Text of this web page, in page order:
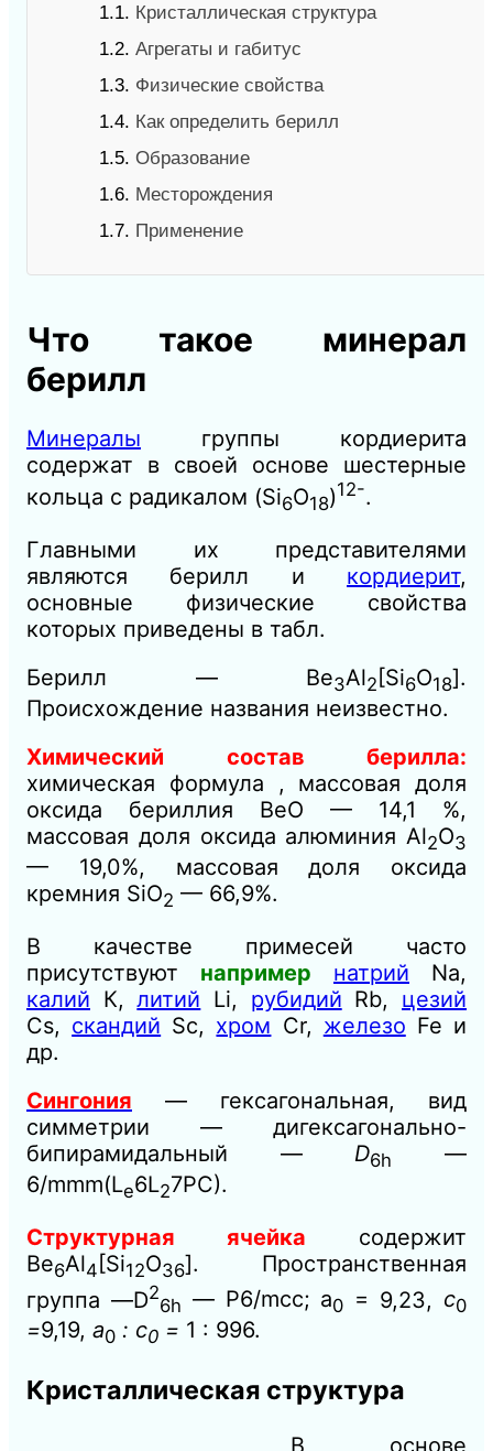
1.1. Кристаллическая структура
1.2. Агрегаты и габитус
1.3. Физические свойства
1.4. Как определить берилл
1.5. Образование
1.6. Месторождения
1.7. Применение
Что такое минерал
берилл
Минералы группы кордиерита
содержат в своей основе шестерные
кольца с радикалом (Si6O18)12-.
Главными их представителями
являются берилл и кордиерит,
основные физические свойства
которых приведены в табл.
Берилл — Be3Al2 [Si6O18].
Происхождение названия неизвестно.
Химический состав берилла:
химическая формула , массовая доля
оксида бериллия ВеО — 14,1 %,
массовая доля оксида алюминия Аl2O3
— 19,0%, массовая доля оксида
кремния SiO2 — 66,9%.
В качестве примесей часто
присутствуют например натрий Na,
калий К,литий Li, рубидий Rb, цезий
Cs, скандий Sc, хром Сr, железо Fe и
др.
Сингония — гексагональная, вид
симметрии — дигексагонально-
бипирамидальный — D6h
—
6/mmm(Le6L27PC).
Структурная ячейка содержит
Be6Al4 [Si12O36]. Пространственная
группа —D2
6h — Р6/mсс; а0 = 9,23, с0
=9,19, а0 : с0 = 1 : 996.
Кристаллическая структура
В основе